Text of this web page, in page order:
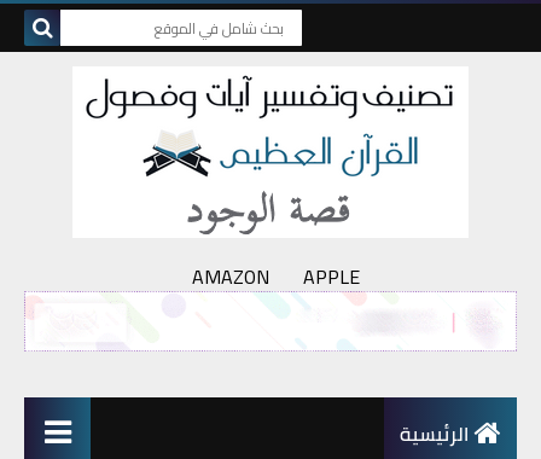
AMAZON APPLE
الرئيسية